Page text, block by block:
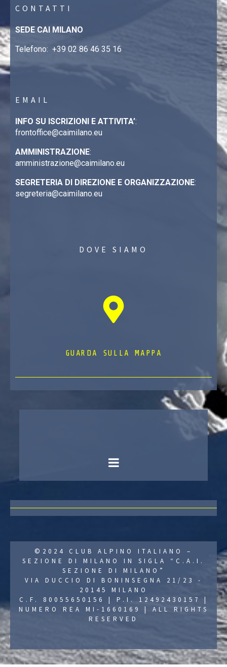
CONTATTI
SEDE CAI MILANO
Telefono: +39 02 86 46 35 16
EMAIL
INFO SU ISCRIZIONI E ATTIVITA’:
frontoffice@caimilano.eu
AMMINISTRAZIONE:
amministrazione@caimilano.eu
SEGRETERIA DI DIREZIONE E ORGANIZZAZIONE:
segreteria@caimilano.eu
DOVE SIAMO
GUARDA SULLA MAPPA
©2024 CLUB ALPINO ITALIANO –
SEZIONE DI MILANO IN SIGLA “C.A.I.
SEZIONE DI MILANO”
VIA DUCCIO DI BONINSEGNA 21/23 -
20145 MILANO
C.F. 80055650156 | P.I. 12492430157 |
NUMERO REA MI-1660169 | ALL RIGHTS
RESERVED